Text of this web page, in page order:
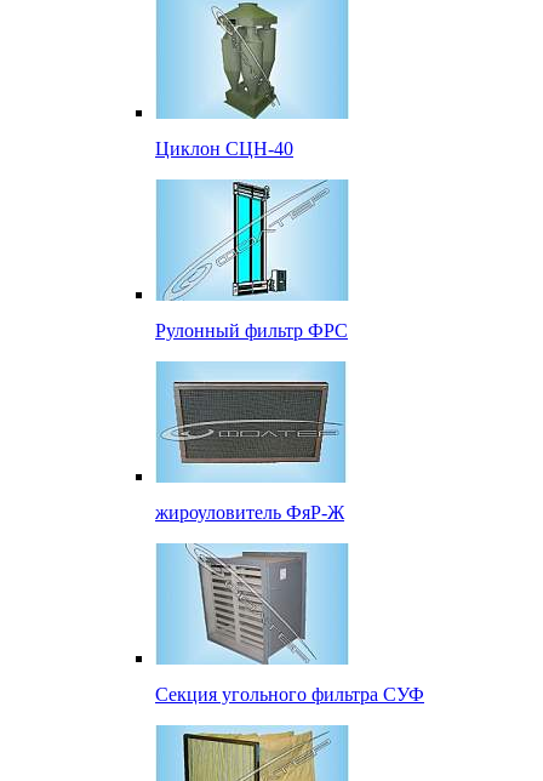
Циклон СЦН-40
Рулонный фильтр ФРС
жироуловитель ФяР-Ж
Секция угольного фильтра СУФ